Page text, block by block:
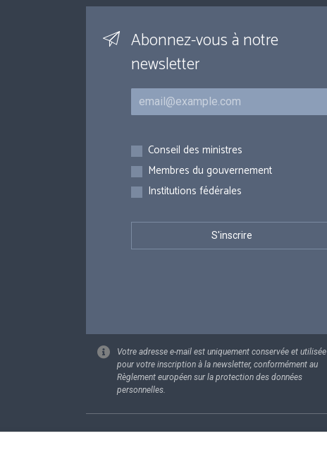
Abonnez-vous à notre
newsletter
Courriel
Inscriptions
Conseil des ministres
Membres du gouvernement
Institutions fédérales
Votre adresse e-mail est uniquement conservée et utilisée
pour votre inscription à la newsletter, conformément au
Règlement européen sur la protection des données
personnelles.
Footer